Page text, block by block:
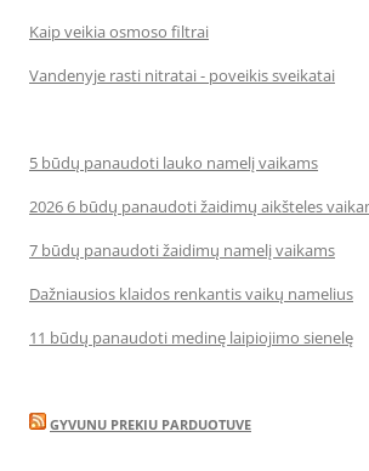
Kaip veikia osmoso filtrai
Vandenyje rasti nitratai - poveikis sveikatai
5 būdų panaudoti lauko namelį vaikams
2026 6 būdų panaudoti žaidimų aikšteles
7 būdų panaudoti žaidimų namelį vaikams
Dažniausios klaidos renkantis vaikų namelius
11 būdų panaudoti medinę laipiojimo sienelę
GYVUNU PREKIU PARDUOTUVE